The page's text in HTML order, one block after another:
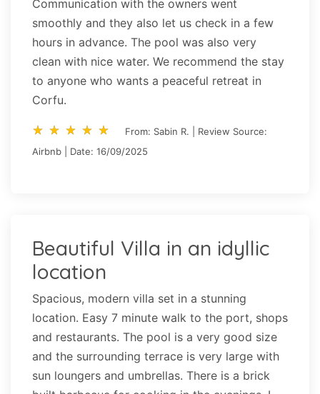
Communication with the owners went
smoothly and they also let us check in a few
hours in advance. The pool was also very
clean with nice water. We recommend the stay
to anyone who wants a peaceful retreat in
Corfu.
star_rate star_rate star_rate star_rate star_rate
star_rate star_rate star_rate star_rate star_rate
From: Sabin R. | Review Source:
Airbnb | Date: 16/09/2025
Beautiful Villa in an idyllic
location
Spacious, modern villa set in a stunning
location. Easy 7 minute walk to the port, shops
and restaurants. The pool is a very good size
and the surrounding terrace is very large with
sun loungers and umbrellas. There is a brick